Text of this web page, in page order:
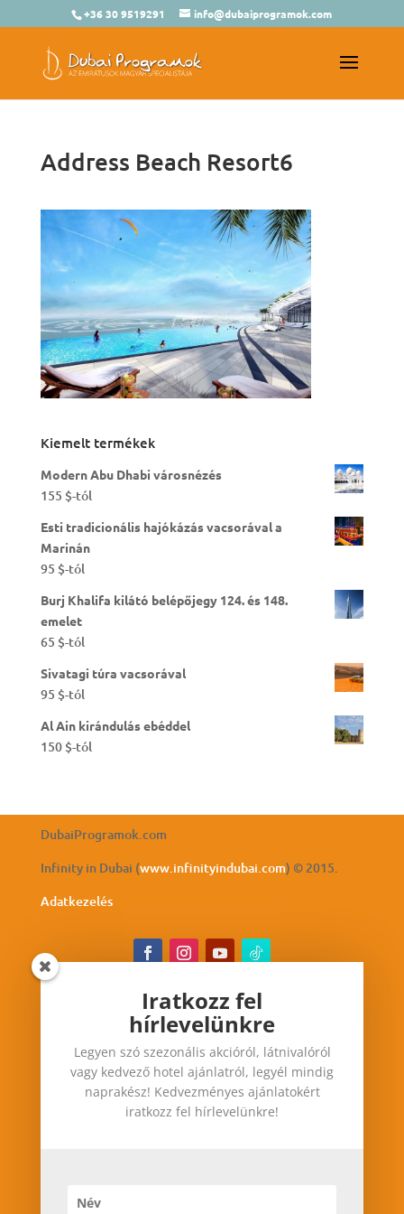
+36 30 9519291 info@dubaiprogramok.com
Address Beach Resort6
Kiemelt termékek
Modern Abu Dhabi városnézés
155 $-tól
Esti tradicionális hajókázás vacsorával a
Marinán
95 $-tól
Burj Khalifa kilátó belépőjegy 124. és 148.
emelet
65 $-tól
Sivatagi túra vacsorával
95 $-tól
Al Ain kirándulás ebéddel
150 $-tól
DubaiProgramok.com
Infinity in Dubai (www.infinityindubai.com) © 2015.
Adatkezelés
Iratkozz fel hírlevelünkre
Legyen szó szezonális akcióról, látnivalóról vagy
kedvező hotel ajánlatról, legyél mindig
naprakész! Kedvezményes ajánlatokért iratkozz
Iratkozz fel
hírlevelünkre
Legyen szó szezonális akcióról, látnivalóról
vagy kedvező hotel ajánlatról, legyél mindig
naprakész! Kedvezményes ajánlatokért
iratkozz fel hírlevelünkre!